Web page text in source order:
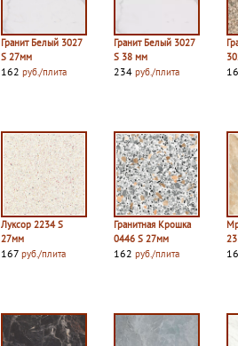
Гранит Белый 3027
S 27мм
162руб./плита
Гранит Белый 3027
S 38 мм
234 руб./плита
Луксор 2234 S
27мм
167руб./плита
Гранитная Крошка
0446 S 27мм
162 руб./плита